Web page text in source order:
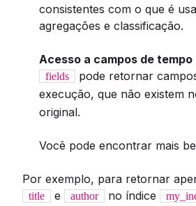
consistentes com o que é
agregações e classificação.
Acesso a campos de
fields
pode retornar
execução, que não existem
original.
Você pode encontrar mais
Por exemplo, para retornar
title e author no índice